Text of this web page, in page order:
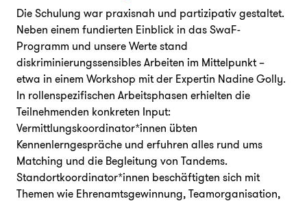
Die Schulung war praxisnah und partizipativ gestaltet.
Neben einem fundierten Einblick in das SwaF-
Programm und unsere Werte stand
diskriminierungssensibles Arbeiten im Mittelpunkt –
etwa in einem Workshop mit der Expertin Nadine Golly.
In rollenspezifischen Arbeitsphasen erhielten die
Teilnehmenden konkreten Input:
Vermittlungskoordinator*innen übten
Kennenlerngespräche und erfuhren alles rund ums
Matching und die Begleitung von Tandems.
Standortkoordinator*innen beschäftigten sich mit
Themen wie Ehrenamtsgewinnung, Teamorganisation,